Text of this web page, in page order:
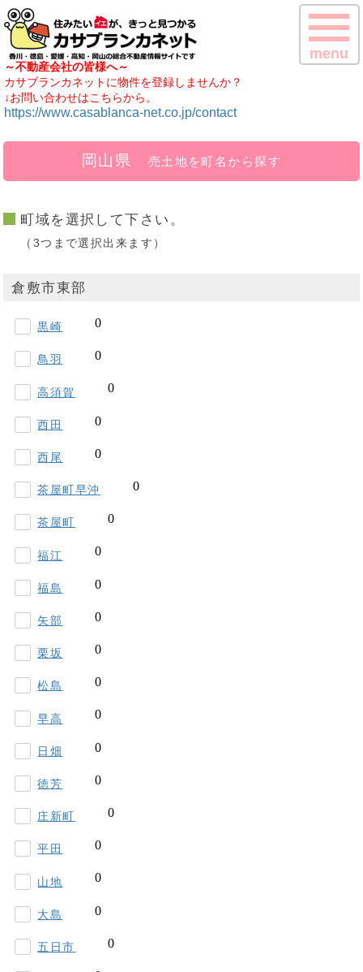
～不動産会社の皆様へ～
カサブランカネットに物件を登録しませんか？
↓お問い合わせはこちらから。
https://www.casablanca-net.co.jp/contact
menu
岡山県 売土地を町名から探す
町域を選択して下さい。
（3つまで選択出来ます）
倉敷市東部
黒崎
鳥羽
高須賀
西田
西尾
茶屋町早沖
茶屋町
福江
福島
矢部
栗坂
松島
早高
日畑
徳芳
庄新町
平田
山地
大島
五日市